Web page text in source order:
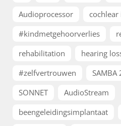
Audioprocessor
#kindmetgehoorverlies
rehabilitation
hearing
#zelfvertrouwen
SAMBA
SONNET
AudioStream
beengeleidingsimplantaat